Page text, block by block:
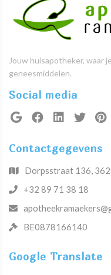
Jouw huisapotheker, waar
geneesmiddelen.
Social media
Contactgegevens
Dorpsstraat 136,
+32 89 71 38 18
BE0878166140
Google Translate